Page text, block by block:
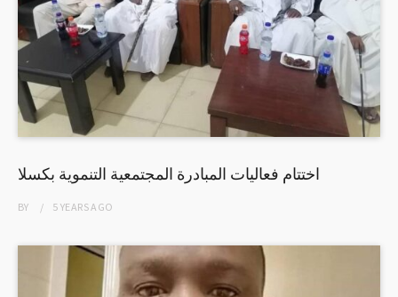
اختتام فعاليات المبادرة المجتمعية التنموية بكسلا
BY 5 YEARSAGO